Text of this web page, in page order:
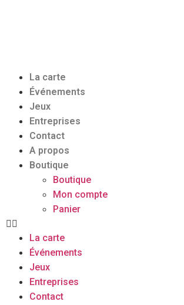
La carte
Événements
Jeux
Entreprises
Contact
A propos
Boutique
Boutique
Mon compte
Panier
La carte
Événements
Jeux
Entreprises
Contact